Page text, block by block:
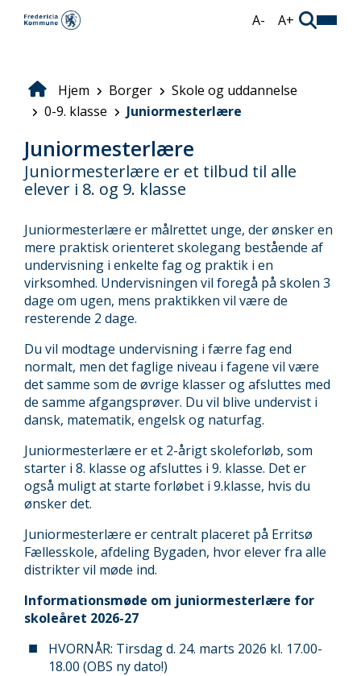
A- A+
Brødkrumme
Hjem Borger
Skole og uddannelse
0-9. klasse
Juniormesterlære
Juniormesterlære
Juniormesterlære er et tilbud til alle
elever i 8. og 9. klasse
Juniormesterlære er målrettet unge, der ønsker en
mere praktisk orienteret skolegang bestående af
undervisning i enkelte fag og praktik i en
virksomhed. Undervisningen vil foregå på skolen 3
dage om ugen, mens praktikken vil være de
resterende 2 dage.
Du vil modtage undervisning i færre fag end
normalt, men det faglige niveau i fagene vil være
det samme som de øvrige klasser og afsluttes med
de samme afgangsprøver. Du vil blive undervist i
dansk, matematik, engelsk og naturfag.
Juniormesterlære er et 2-årigt skoleforløb, som
starter i 8. klasse og afsluttes i 9. klasse. Det er
også muligt at starte forløbet i 9.klasse, hvis du
ønsker det.
Juniormesterlære er centralt placeret på Erritsø
Fællesskole, afdeling Bygaden, hvor elever fra alle
distrikter vil møde ind.
Informationsmøde om juniormesterlære for
skoleåret 2026-27
HVORNÅR: Tirsdag d. 24. marts 2026 kl. 17.00-
18.00 (OBS ny dato!)